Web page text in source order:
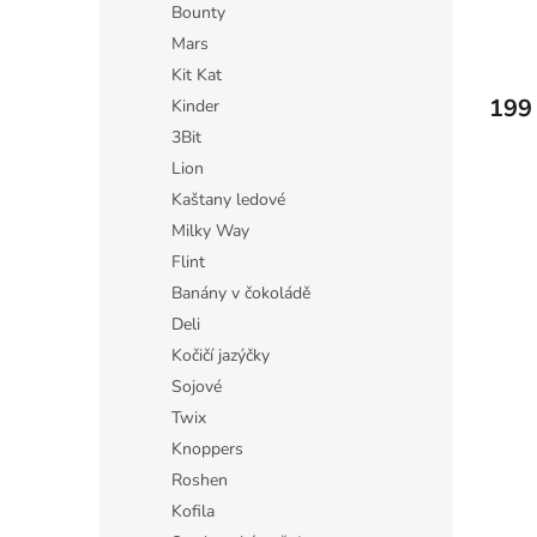
Bounty
Mars
Kit Kat
Kinder
3Bit
Lion
Kaštany ledové
Milky Way
Flint
Banány v čokoládě
Deli
Kočičí jazýčky
Sojové
Twix
Knoppers
Roshen
Kofila
je
199